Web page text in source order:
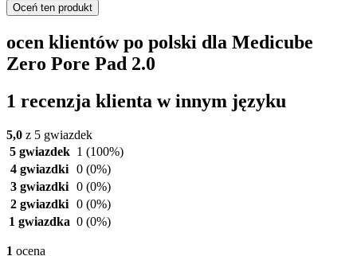
Oceń ten produkt
ocen klientów po polski dla Medicube
Zero Pore Pad 2.0
1 recenzja klienta w innym języku
5,0 z 5 gwiazdek
5 gwiazdek 1 (100%)
4 gwiazdki 0 (0%)
3 gwiazdki 0 (0%)
2 gwiazdki 0 (0%)
1 gwiazdka 0 (0%)
1 ocena